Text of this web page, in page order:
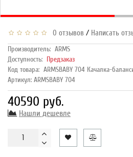
0 отзывов / Написать
Производитель: ARMS
Доступность: Предзаказ
Код товара: ARMSBABY 704 Качалка-
Артикул: ARMSBABY 704
40590 руб.
Нашли дешевле